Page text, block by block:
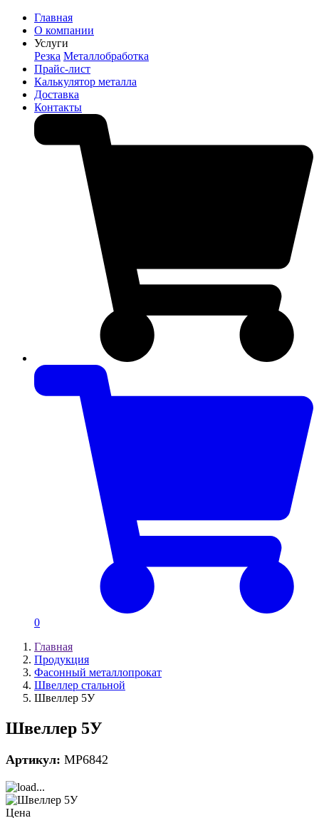
Главная
О компании
Услуги
Резка Металлобработка
Прайс-лист
Калькулятор металла
Доставка
Контакты
0
Главная
Продукция
Фасонный металлопрокат
Швеллер стальной
Швеллер 5У
Швеллер 5У
Артикул: MP6842
Цена